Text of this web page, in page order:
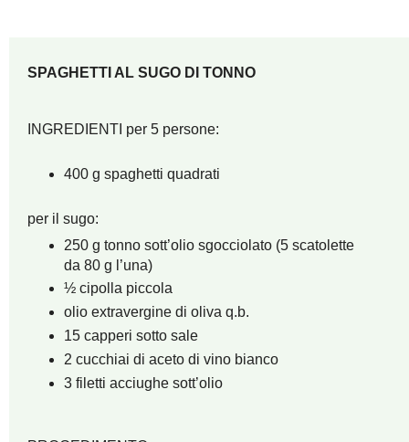
SPAGHETTI AL SUGO DI TONNO
INGREDIENTI per 5 persone:
400 g spaghetti quadrati
per il sugo:
250 g tonno sott’olio sgocciolato (5 scatolette
da 80 g l’una)
½ cipolla piccola
olio extravergine di oliva q.b.
15 capperi sotto sale
2 cucchiai di aceto di vino bianco
3 filetti acciughe sott’olio